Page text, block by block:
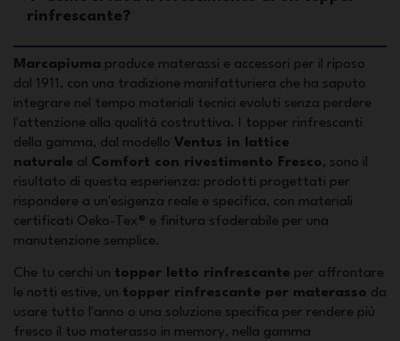
rinfrescante?
Marcapiuma produce materassi e accessori per il riposo
dal 1911, con una tradizione manifatturiera che ha saputo
integrare nel tempo materiali tecnici evoluti senza perdere
l'attenzione alla qualità costruttiva. I topper rinfrescanti
della gamma, dal modello Ventus in lattice
naturale al Comfort con rivestimento Fresco, sono il
risultato di questa esperienza: prodotti progettati per
rispondere a un'esigenza reale e specifica, con materiali
certificati Oeko-Tex® e finitura sfoderabile per una
manutenzione semplice.
Che tu cerchi un topper letto rinfrescante per affrontare
le notti estive, un topper rinfrescante per materasso da
usare tutto l'anno o una soluzione specifica per rendere più
fresco il tuo materasso in memory, nella gamma